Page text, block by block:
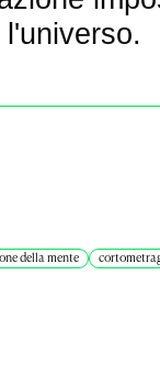
della mente